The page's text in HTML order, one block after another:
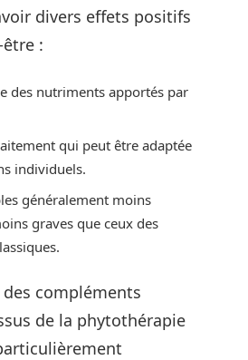
divers effets positifs
:
des nutriments apportés par
qui peut être adaptée
individuels.
généralement moins
graves que ceux des
compléments
de la phytothérapie